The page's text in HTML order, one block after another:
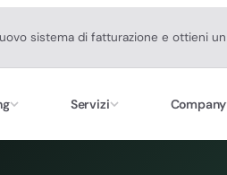
sistema di fatturazione e ottieni un
Servizi Company